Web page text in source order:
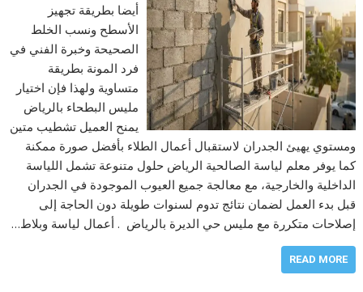
أيضا بطريقة تجهيز
الأسطح ونسب الخلط
الصحيحة وخبرة الفني في
فرد المونة بطريقة
متساوية ولهذا فإن اختيار
مليس البطحاء بالرياض
يمنح العميل تشطيب متين
ومستوي يهيئ الجدران لاستقبال أعمال الطلاء بأفضل صورة ممكنة
كما يوفر معلم لياسة الصالحية الرياض حلول متنوعة تشمل اللياسة
الداخلية والخارجية، مع معالجة جميع العيوب الموجودة في الجدران
قبل بدء العمل لضمان نتائج تدوم لسنوات طويلة دون الحاجة إلى
إصلاحات متكررة مع مليس حي الديرة بالرياض . أعمال لياسة وبلاط…
READ MORE